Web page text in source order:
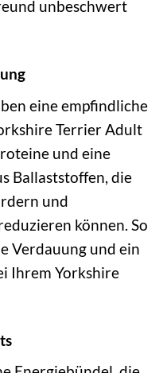
unbeschwert
eine empfindliche
Terrier Adult
und eine
Ballaststoffen, die
und
können. So
Verdauung und ein
Ihrem Yorkshire